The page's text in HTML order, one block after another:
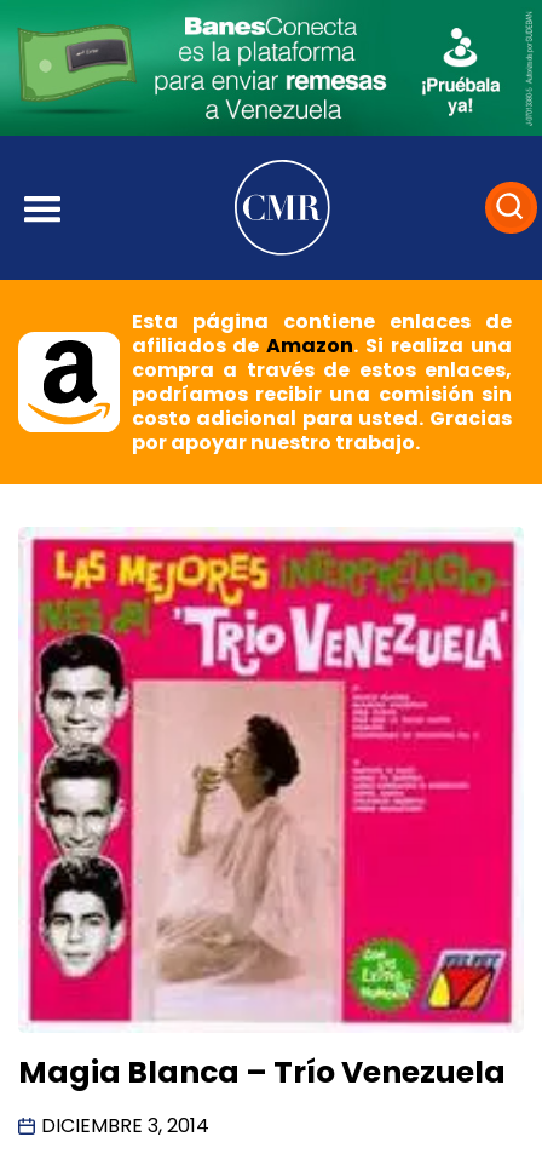
Esta página contiene enlaces de
afiliados deAmazon. Si realiza una
compra a través de estos enlaces,
podríamos recibir una comisión sin
costo adicional para usted. Gracias
por apoyar nuestro trabajo.
Magia Blanca – Trío Venezuela
DICIEMBRE 3, 2014